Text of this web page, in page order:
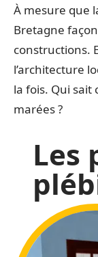
À mesure que
Bretagne
constructions.
l’architecture
la fois. Qui sait
marées ?
Les